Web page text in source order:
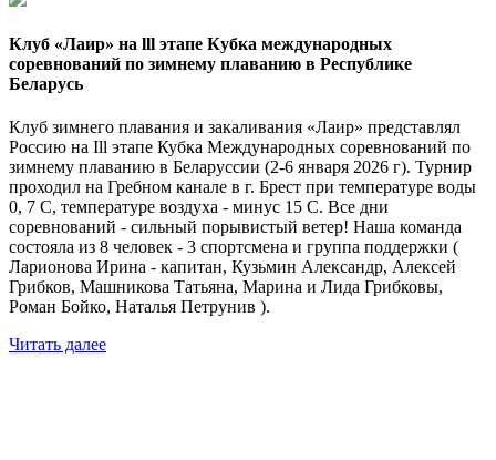
Клуб «Лаир» на lll этапe Кубка международных
соревнований по зимнему плаванию в Республике
Беларусь
Клуб зимнего плавания и закаливания «Лаир» представлял
Россию на Ill этапе Кубка Международных соревнований по
зимнему плаванию в Беларуссии (2-6 января 2026 г). Турнир
проходил на Гребном канале в г. Брест при температуре воды
0, 7 С, температуре воздуха - минус 15 С. Все дни
соревнований - сильный порывистый ветер! Наша команда
состояла из 8 человек - 3 спортсмена и группа поддержки (
Ларионова Ирина - капитан, Кузьмин Александр, Алексей
Грибков, Машникова Татьяна, Марина и Лида Грибковы,
Роман Бойко, Наталья Петрунив ).
Читать далее